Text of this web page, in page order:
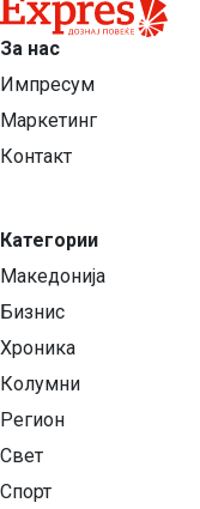
За нас
Импресум
Маркетинг
Контакт
Категории
Македонија
Бизнис
Хроника
Колумни
Регион
Свет
Спорт